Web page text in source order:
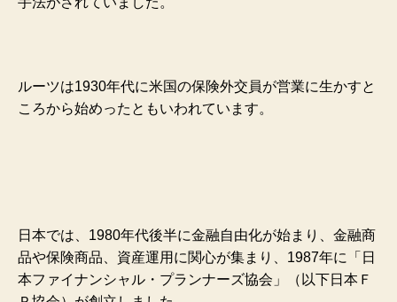
ルーツは1930年代に米国の保険外交員が営業に生かすと
ころから始めったともいわれています。
日本では、1980年代後半に金融自由化が始まり、金融商
品や保険商品、資産運用に関心が集まり、1987年に「日
本ファイナンシャル・プランナーズ協会」（以下日本Ｆ